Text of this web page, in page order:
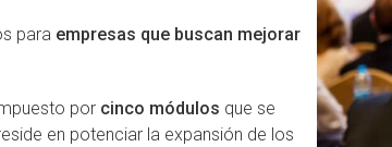
para empresas que buscan mejorar
por cinco módulos que se
en potenciar la expansión de los